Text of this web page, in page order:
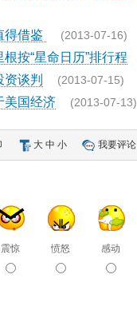
得借鉴 (2013-07-16)
按“星命日历”排行程
资谈判 (2013-07-15)
美国经济 (2013-07-13)
大 中 小 我要评论
震惊 愤怒 感动